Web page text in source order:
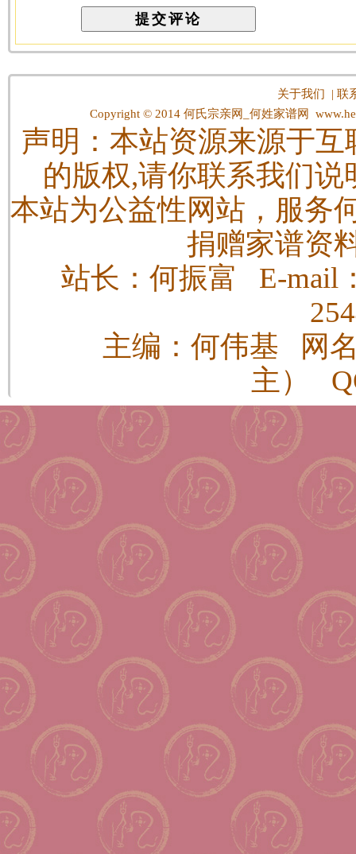
关于我们 |联
Copyright © 2014 何氏宗亲网_何姓家谱网
声明：本站资源来源于
的版权,请你联系我们
本站为公益性网站，服务
捐赠家谱资
站长：何振富 E-mail
主编：何伟基 网
主）